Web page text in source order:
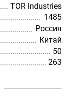
TOR Industries
1485
Россия
Китай
50
263